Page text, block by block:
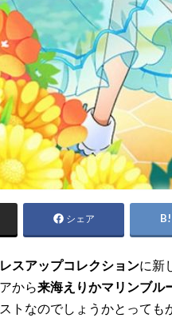
シェア
スアップコレクションに新
から来海えりかマリンブル
トなのでしょうかとって